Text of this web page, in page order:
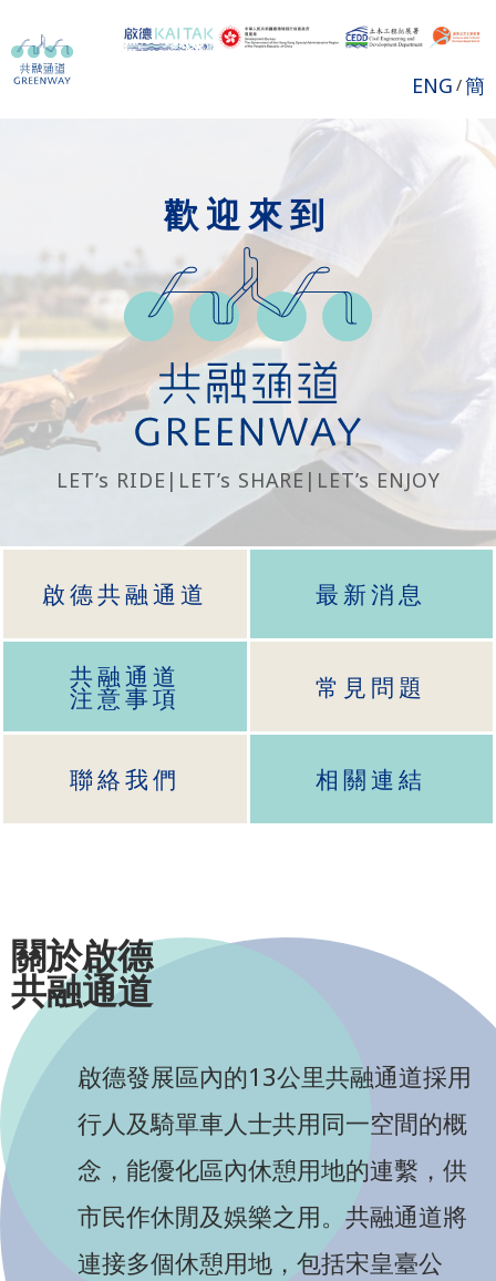
ENG /簡
歡迎來到
LET’s RIDE | LET’s SHARE | LET’s ENJOY
啟德共融通道 最新消息
共融通道
注意事項 常見問題
聯絡我們 相關連結
關於啟德
共融通道
啟德發展區內的13公里共融通道採用
行人及騎單車人士共用同一空間的概
念，能優化區內休憩用地的連繫，供
市民作休閒及娛樂之用。共融通道將
連接多個休憩用地，包括宋皇臺公